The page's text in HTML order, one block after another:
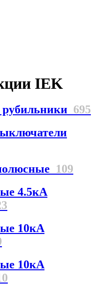
IEK
695
109
4.5кА
10кА
10кА